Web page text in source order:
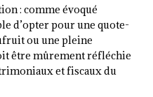
: comme évoqué
d’opter pour une quote-
ou une pleine
être mûrement réfléchie
et fiscaux du